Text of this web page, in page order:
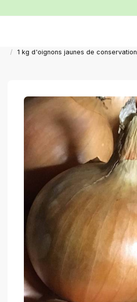
1 kg d'oignons jaunes de conservation